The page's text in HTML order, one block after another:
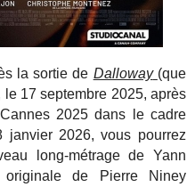
la sortie de Dalloway (que
17 septembre 2025, après
2025 dans le cadre
janvier 2026, vous pourrez
long-métrage de Yann
de Pierre Niney